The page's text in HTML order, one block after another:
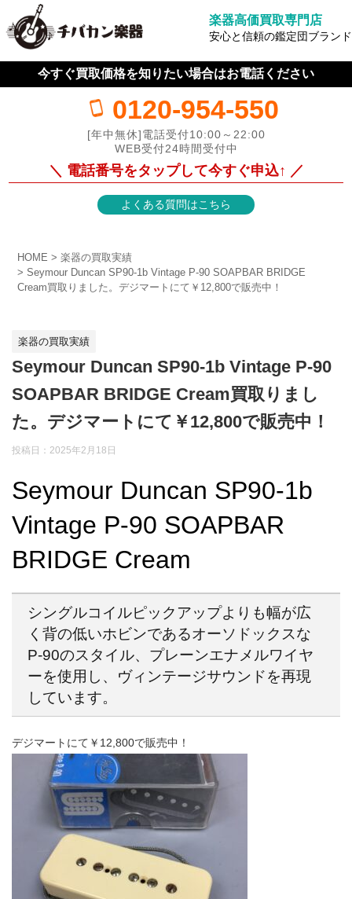
楽器高価買取専門店
安心と信頼の鑑定団ブランド
今すぐ買取価格を知りたい場合はお電話ください
0120-954-550
[年中無休]電話受付10:00～22:00
WEB受付24時間受付中
＼ 電話番号をタップして今すぐ申込↑ ／
よくある質問はこちら
HOME
楽器の買取実績
Seymour Duncan SP90-1b Vintage P-90 SOAPBAR BRIDGE
Cream買取りました。デジマートにて￥12,800で販売中！
楽器の買取実績
Seymour Duncan SP90-1b Vintage P-90
SOAPBAR BRIDGE Cream買取りまし
た。デジマートにて￥12,800で販売中！
投稿日：2025年2月18日
Seymour Duncan SP90-1b
Vintage P-90 SOAPBAR
BRIDGE Cream
シングルコイルピックアップよりも幅が広
く背の低いホビンであるオーソドックスな
P-90のスタイル、プレーンエナメルワイヤ
ーを使用し、ヴィンテージサウンドを再現
しています。
デジマートにて￥12,800で販売中！